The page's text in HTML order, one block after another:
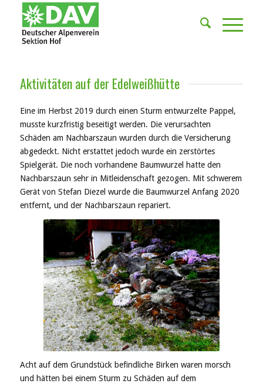
Aktivitäten auf der Edelweißhütte
Eine im Herbst 2019 durch einen Sturm entwurzelte Pappel,
musste kurzfristig beseitigt werden. Die verursachten
Schäden am Nachbarszaun wurden durch die Versicherung
abgedeckt. Nicht erstattet jedoch wurde ein zerstörtes
Spielgerät. Die noch vorhandene Baumwurzel hatte den
Nachbarszaun sehr in Mitleidenschaft gezogen. Mit schwerem
Gerät von Stefan Diezel wurde die Baumwurzel Anfang 2020
entfernt, und der Nachbarszaun repariert.
Acht auf dem Grundstück befindliche Birken waren morsch
und hätten bei einem Sturm zu Schäden auf dem